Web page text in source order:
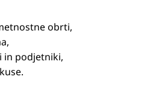
obrti,
in podjetniki,